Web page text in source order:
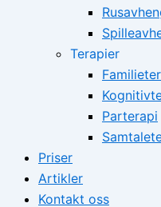
Terapier
Parterapi
Priser
Artikler
Kontakt oss